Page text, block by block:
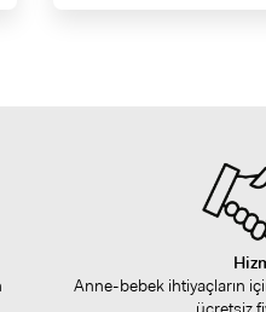
Anne-bebek ihtiyaçların